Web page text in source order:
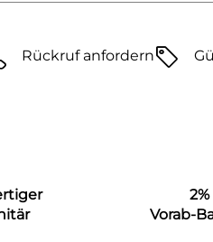
Rückruf anfordern
Vorab-